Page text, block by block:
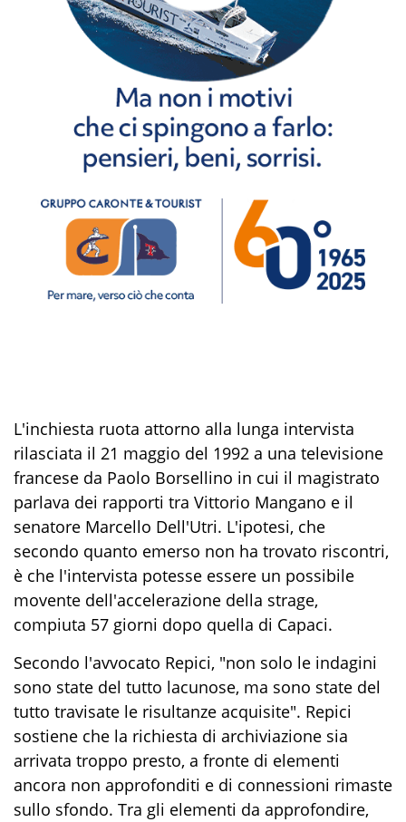
L'inchiesta ruota attorno alla lunga intervista
rilasciata il 21 maggio del 1992 a una televisione
francese da Paolo Borsellino in cui il magistrato
parlava dei rapporti tra Vittorio Mangano e il
senatore Marcello Dell'Utri. L'ipotesi, che
secondo quanto emerso non ha trovato riscontri,
è che l'intervista potesse essere un possibile
movente dell'accelerazione della strage,
compiuta 57 giorni dopo quella di Capaci.
Secondo l'avvocato Repici, "non solo le indagini
sono state del tutto lacunose, ma sono state del
tutto travisate le risultanze acquisite". Repici
sostiene che la richiesta di archiviazione sia
arrivata troppo presto, a fronte di elementi
ancora non approfonditi e di connessioni rimaste
sullo sfondo. Tra gli elementi da approfondire,